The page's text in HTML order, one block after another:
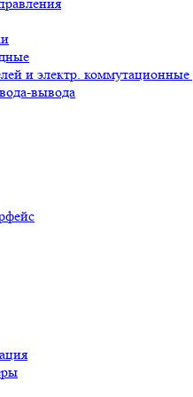
и электр. коммутационные
вывода